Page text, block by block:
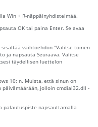
Win + R-näppäinyhdistelmää.
OK tai paina Enter. Se avaa
vaihtoehdon "Valitse toinen
ja napsauta Seuraava. Valitse
täydellisen luettelon
10: n. Muista, että sinun on
jolloin cmdial32.dll -
palautuspiste napsauttamalla